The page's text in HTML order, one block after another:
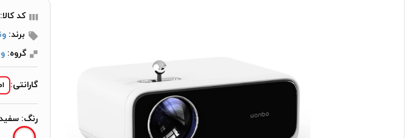
کد کالا: 010340015011009
برند:
گروه:
گارانتی:
رنگ: